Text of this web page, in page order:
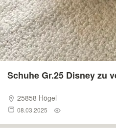
Schuhe Gr.25 Disney zu
25858 Högel
08.03.2025